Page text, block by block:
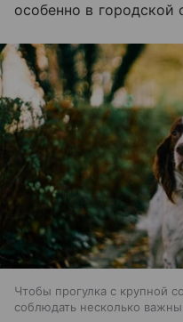
особенно в городской
Чтобы прогулка с крупной
соблюдать несколько